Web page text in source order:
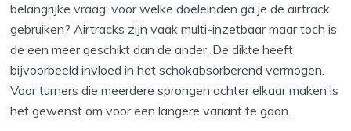
belangrijke vraag: voor welke doeleinden ga je de airtrack
gebruiken? Airtracks zijn vaak multi-inzetbaar maar toch is
de een meer geschikt dan de ander. De dikte heeft
bijvoorbeeld invloed in het schokabsorberend vermogen.
Voor turners die meerdere sprongen achter elkaar maken is
het gewenst om voor een langere variant te gaan.